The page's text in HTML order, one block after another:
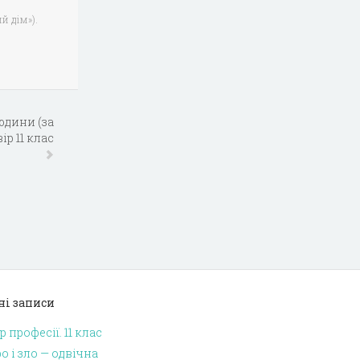
дім»).
(за
11 клас
записи
професії. 11 клас
і зло — одвічна